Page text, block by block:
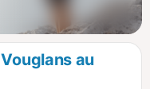
au